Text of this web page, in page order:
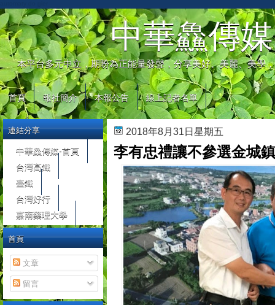
中華鱻傳媒
本平台多元中立，期盼為正能量發聲，分享美好、美麗、美學
首頁 報社簡介 本報公告 線上記者名單
2018年8月31日星期五
李有忠禮讓不參選金城
連結分享
中華鱻傳媒-首頁
台灣高鐵
臺鐵
台灣好行
嘉南藥理大學
首頁
文章
留言